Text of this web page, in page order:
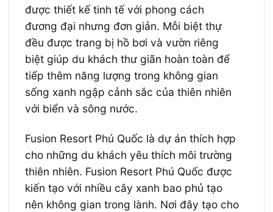
được thiết kế tinh tế với phong cách
đương đại nhưng đơn giản. Mỗi biệt thự
đều được trang bị hồ bơi và vườn riêng
biệt giúp du khách thư giãn hoàn toàn để
tiếp thêm năng lượng trong không gian
sống xanh ngập cảnh sắc của thiên nhiên
với biển và sông nước.
Fusion Resort Phú Quốc là dự án thích hợp
cho những du khách yêu thích môi trường
thiên nhiên. Fusion Resort Phú Quốc được
kiến tạo với nhiều cây xanh bao phủ tạo
nên không gian trong lành. Nơi đây tạo cho